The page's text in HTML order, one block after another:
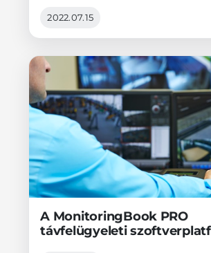
2022.07.15
A MonitoringBook PRO
távfelügyeleti